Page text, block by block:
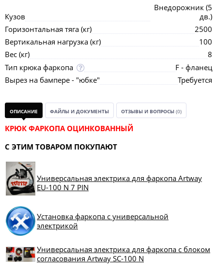
Кузов
Внедорожник (5
дв.)
Горизонтальная тяга (кг)
2500
Вертикальная нагрузка (кг)
100
Вес (кг)
8
Тип крюка фаркопа
F - фланец
Вырез на бампере - "юбке"
Требуется
ОПИСАНИЕ ФАЙЛЫ И ДОКУМЕНТЫ ОТЗЫВЫ И ВОПРОСЫ (0)
КРЮК ФАРКОПА ОЦИНКОВАННЫЙ
С ЭТИМ ТОВАРОМ ПОКУПАЮТ
Универсальная электрика для фаркопа Artway
EU-100 N 7 PIN
Установка фаркопа с универсальной
электрикой
Универсальная электрика для фаркопа с блоком
согласования Artway SC-100 N